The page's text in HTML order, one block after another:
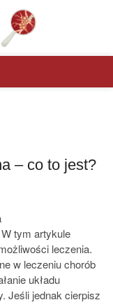
Polska
2016 ROKU DLA OSÓB
– co to jest?
tym artykule
leczenia.
w leczeniu chorób
układu
Jeśli jednak cierpisz